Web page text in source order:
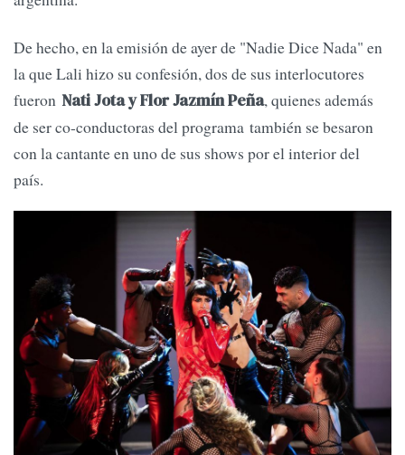
De hecho, en la emisión de ayer de "Nadie Dice Nada" en
la que Lali hizo su confesión, dos de sus interlocutores
fueron Nati Jota y Flor Jazmín Peña, quienes además
de ser co-conductoras del programa también se besaron
con la cantante en uno de sus shows por el interior del
país.